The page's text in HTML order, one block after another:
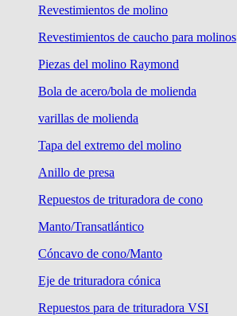
Revestimientos de molino
Revestimientos de caucho para molinos
Piezas del molino Raymond
Bola de acero/bola de molienda
varillas de molienda
Tapa del extremo del molino
Anillo de presa
Repuestos de trituradora de cono
Manto/Transatlántico
Cóncavo de cono/Manto
Eje de trituradora cónica
Repuestos para de trituradora VSI